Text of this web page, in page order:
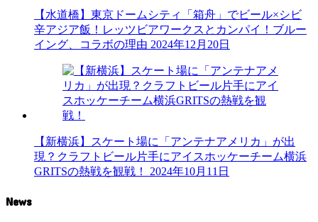
【水道橋】東京ドームシティ「箱舟」でビール×シビ
辛アジア飯！レッツビアワークスとカンパイ！ブルー
イング、コラボの理由 2024年12月20日
【新横浜】スケート場に「アンテナアメリカ」が出
現？クラフトビール片手にアイスホッケーチーム横浜
GRITSの熱戦を観戦！
2024年10月11日
News